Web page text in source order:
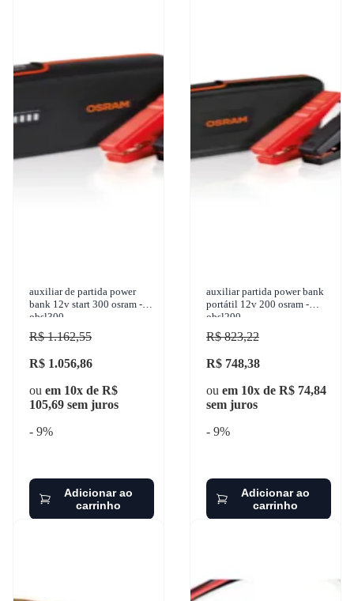
auxiliar de partida power
bank 12v start 300 osram -
obsl300
R$ 1.162,55
R$ 1.056,86
ou em 10x de R$
105,69 sem juros
- 9%
Adicionar ao
carrinho
auxiliar partida power bank
portátil 12v 200 osram -
obsl200
R$ 823,22
R$ 748,38
ou em 10x de R$ 74,84
sem juros
- 9%
Adicionar ao
carrinho